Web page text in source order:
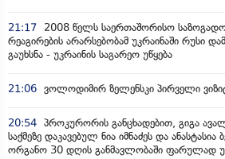
21:17
2008 წელს საერთაშორისო
რეაგირების არარსებობამ უკრაინაში რუსი
გაუხსნა - უკრაინის საგარეო უწყება
21:06 ვოლოდიმირ ზელენსკი პირველი
20:54 პროკურორის განცხადებით, გიგა
საქმეზე დაკავებულ ნია იმნაძეს და
ორგანო 30 დღის განმავლობაში ფარულად